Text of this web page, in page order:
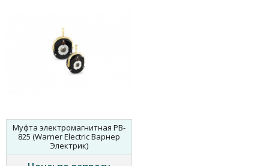
Муфта электромагнитная PB-
825 (Warner Electric Варнер
Электрик)